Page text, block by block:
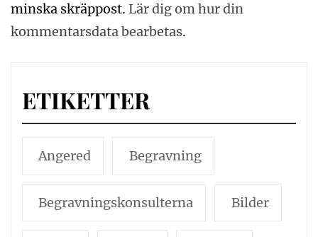
minska skräppost. Lär dig om hur din
kommentarsdata bearbetas.
ETIKETTER
Angered Begravning
Begravningskonsulterna Bilder